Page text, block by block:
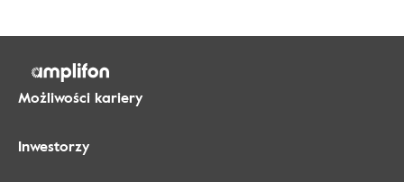
Możliwości kariery
Inwestorzy